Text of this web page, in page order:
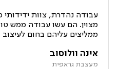
עבודה נהדרת, צוות ידידותי
מצוין. הם עשו עבודה ממש
ממליצים עליהם בחום לעיצוב
אינה וולוסוב
מעצבת גראפית